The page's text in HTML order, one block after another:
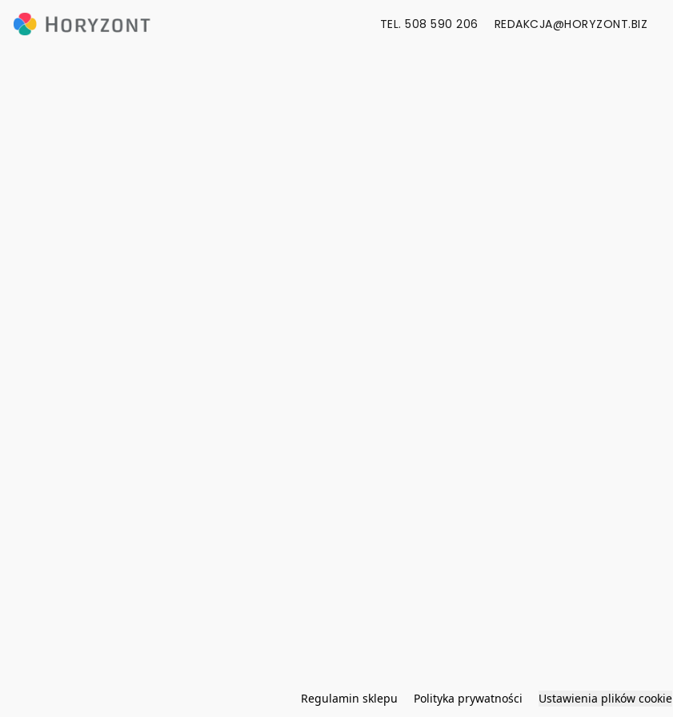
TEL. 508 590 206 REDAKCJA@HORYZONT.BIZ
Regulamin sklepu Polityka prywatności Ustawienia plików cookie